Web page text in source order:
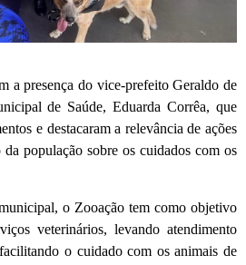
a presença do vice-prefeito Geraldo de
de Saúde, Eduarda Corrêa, que
e destacaram a relevância de ações
população sobre os cuidados com os
o Zooação tem como objetivo
veterinários, levando atendimento
o cuidado com os animais de